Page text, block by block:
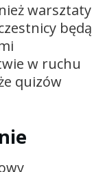
warsztaty
będą
w ruchu
quizów